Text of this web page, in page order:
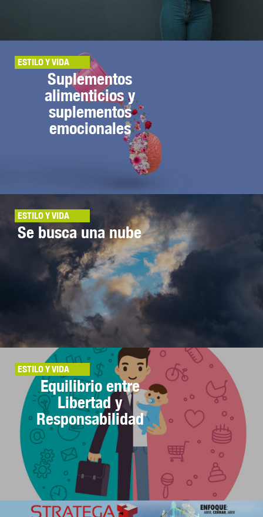
ESTILO Y VIDA
Suplementos
alimenticios y
suplementos
emocionales
ESTILO Y VIDA
Se busca una nube
ESTILO Y VIDA
Equilibrio entre
Libertad y
Responsabilidad